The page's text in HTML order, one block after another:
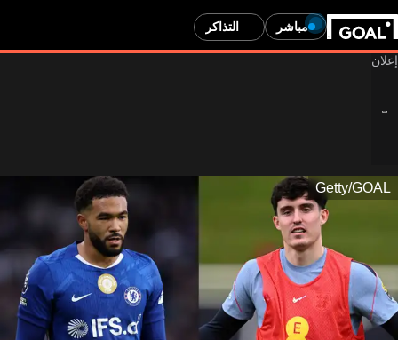
مباشر التذاكر
Getty/GOAL